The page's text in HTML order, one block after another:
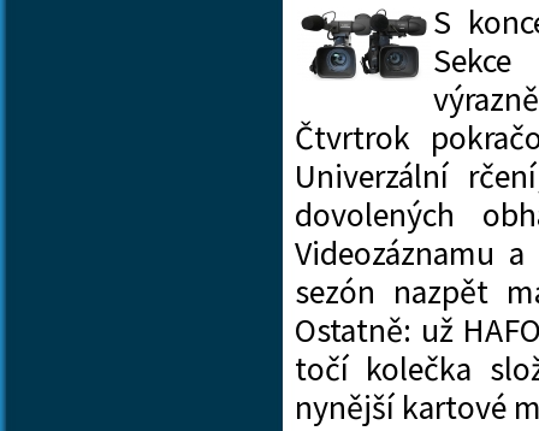
S
Čtvrtrok
Univerzální
dovolených
Videozáznamu
sezón nazpět
Ostatně: už
točí kolečka
nynější kartové